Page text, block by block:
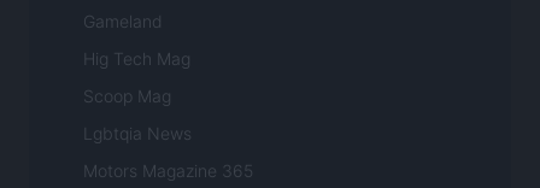
Gameland
Hig Tech Mag
Scoop Mag
Lgbtqia News
Motors Magazine 365